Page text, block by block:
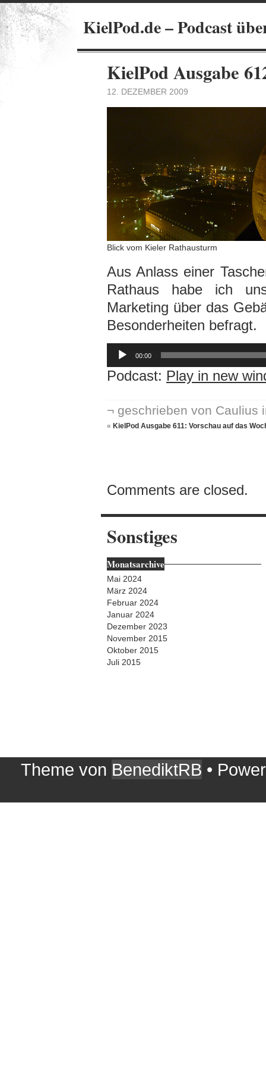
KielPod.de – Podcast
KielPod Ausgabe
12. DEZEMBER 2009
Blick vom Kieler Rathausturm
Aus Anlass einer
Rathaus habe ich
Marketing über das
Besonderheiten befragt.
Player
00:00
Podcast: Play in new
¬ geschrieben von Caulius
« KielPod Ausgabe 611: Vorschau auf das
Comments are closed.
Sonstiges
Monatsarchive
Mai 2024
März 2024
Februar 2024
Januar 2024
Dezember 2023
November 2015
Oktober 2015
Juli 2015
Theme von BenediktRB •